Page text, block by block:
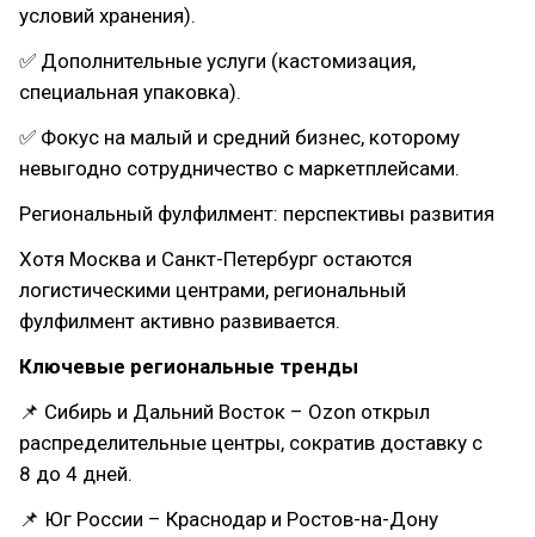
условий хранения).
✅ Дополнительные услуги (кастомизация,
специальная упаковка).
✅ Фокус на малый и средний бизнес, которому
невыгодно сотрудничество с маркетплейсами.
Региональный фулфилмент: перспективы развития
Хотя Москва и Санкт-Петербург остаются
логистическими центрами, региональный
фулфилмент активно развивается.
Ключевые региональные тренды
📌 Сибирь и Дальний Восток – Ozon открыл
распределительные центры, сократив доставку с
8 до 4 дней.
📌 Юг России – Краснодар и Ростов-на-Дону